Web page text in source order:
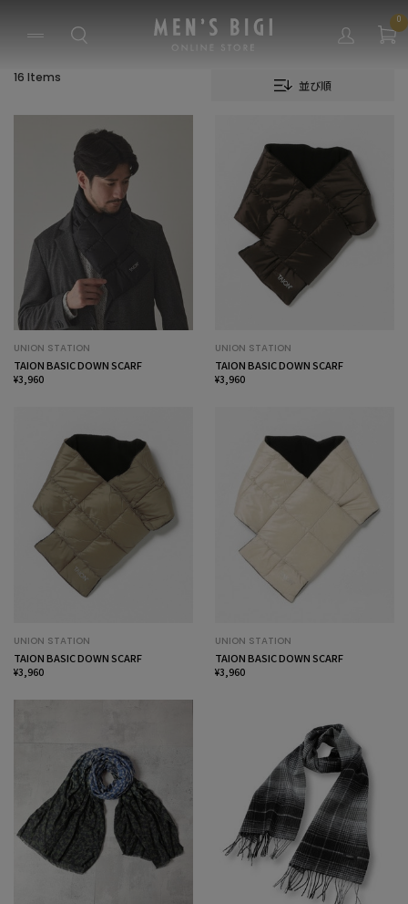
0
16 Items 並び順
UNION STATION
TAION BASIC DOWN SCARF
¥3,960
UNION STATION
TAION BASIC DOWN SCARF
¥3,960
UNION STATION
TAION BASIC DOWN SCARF
¥3,960
UNION STATION
TAION BASIC DOWN SCARF
¥3,960